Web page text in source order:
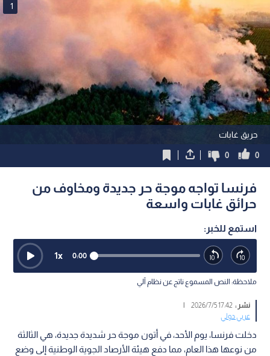
حريق غابات
1
0
0
فرنسا تواجه موجة حر جديدة ومخاوف من
حرائق غابات واسعة
استمع للخبر:
0:00
1x
ملاحظة: النص المسموع ناتج عن نظام آلي
نشر :17:42 2026/7/5
|
عربي دولي
دخلت فرنسا، يوم الأحد، في أتون موجة حر شديدة جديدة، هي الثالثة
من نوعها هذا العام، مما دفع هيئة الأرصاد الجوية الوطنية إلى وضع